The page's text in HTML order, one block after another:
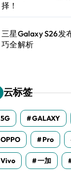
择！
三星Galaxy S26发
巧全解析
云标签
5G GALAXY
OPPO Pro
Vivo 一加